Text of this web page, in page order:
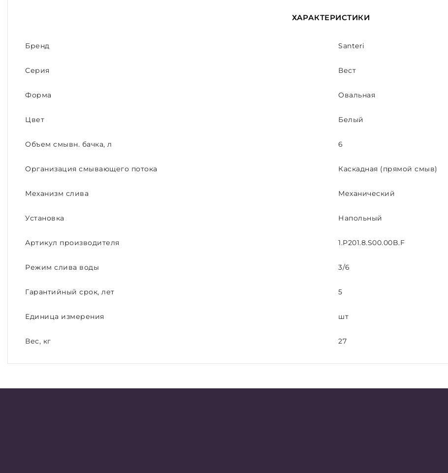
ХАРАКТЕРИСТИКИ
Бренд Santeri
Серия Вест
Форма Овальная
Цвет Белый
Объем смывн. бачка, л 6
Организация смывающего потока Каскадная (прямой смыв)
Механизм слива Механический
Установка Напольный
Артикул производителя 1.P201.8.S00.00B.F
Режим слива воды 3/6
Гарантийный срок, лет 5
Единица измерения шт
Вес, кг 27